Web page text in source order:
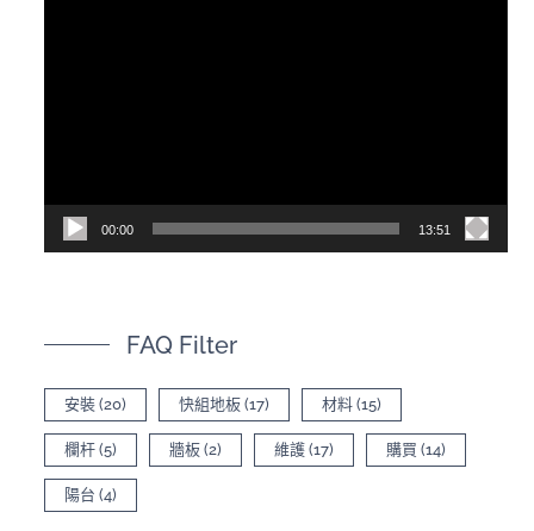
00:00 13:51
FAQ Filter
安裝 (20) 快組地板 (17) 材料 (15)
欄杆 (5) 牆板 (2) 維護 (17) 購買 (14)
陽台 (4)